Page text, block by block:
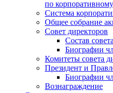
по
Система
Общее собрание
Совет директоров
Состав
Биографии
Комитеты совета
Президент и
Биографии
Вознаграждение